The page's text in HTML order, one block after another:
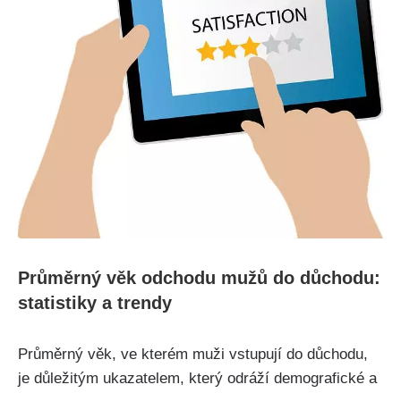
Průměrný věk odchodu mužů do důchodu:
statistiky a trendy
Průměrný věk, ve kterém muži vstupují do důchodu,
je důležitým ukazatelem, který odráží demografické a